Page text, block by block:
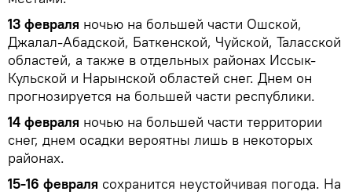
13 февраля ночью на большей части Ошской,
Джалал-Абадской, Баткенской, Чуйской, Таласской
областей, а также в отдельных районах Иссык-
Кульской и Нарынской областей снег. Днем он
прогнозируется на большей части республики.
14 февраля ночью на большей части территории
снег, днем осадки вероятны лишь в некоторых
районах.
15-16 февраля сохранится неустойчивая погода. На